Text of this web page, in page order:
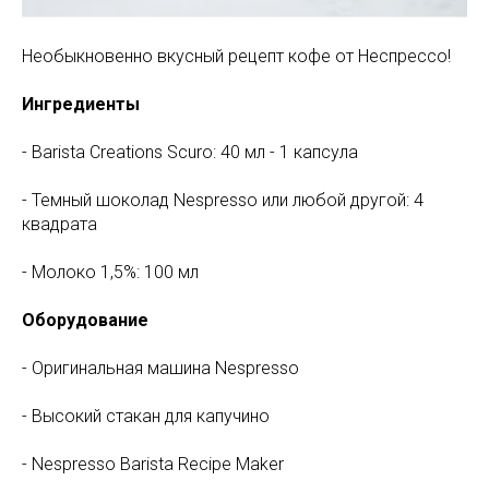
Необыкновенно вкусный рецепт кофе от Неспрессо!
Ингредиенты
- Barista Creations Scuro: 40 мл - 1 капсула
- Темный шоколад Nespresso или любой другой: 4
квадрата
- Молоко 1,5%: 100 мл
Оборудование
- Оригинальная машина Nespresso
- Высокий стакан для капучино
- Nespresso Barista Recipe Maker